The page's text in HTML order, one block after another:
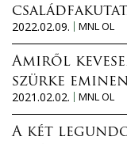
2022.02.09.
MNL OL
Amiről
szürke
2021.02.02.
MNL OL
A két